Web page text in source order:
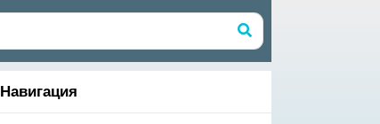
Навигация